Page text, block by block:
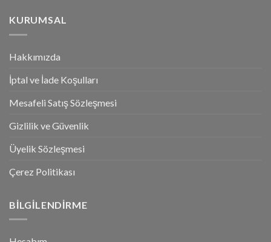
KURUMSAL
Hakkımızda
İptal ve İade Koşulları
Mesafeli Satış Sözleşmesi
Gizlilik ve Güvenlik
Üyelik Sözleşmesi
Çerez Politikası
BILGILENDIRME